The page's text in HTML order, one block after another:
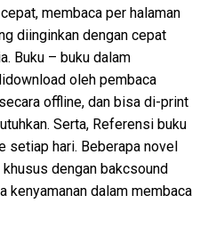
membaca per halaman
diinginkan dengan cepat
Buku – buku dalam
oleh pembaca
offline, dan bisa di-print
Serta, Referensi buku
setiap hari. Beberapa novel
dengan bakcsound
kenyamanan dalam membaca